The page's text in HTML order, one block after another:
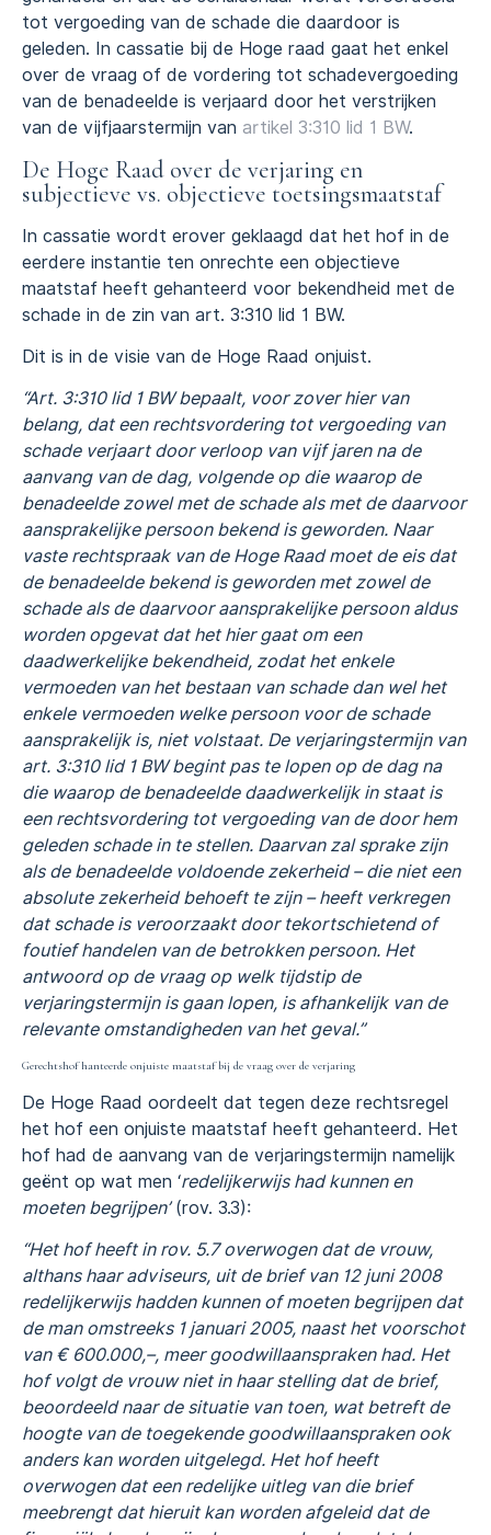
tot vergoeding van de schade die daardoor is
geleden. In cassatie bij de Hoge raad gaat het enkel
over de vraag of de vordering tot schadevergoeding
van de benadeelde is verjaard door het verstrijken
van de vijfjaarstermijn van artikel 3:310 lid 1 BW.
De Hoge Raad over de verjaring en
subjectieve vs. objectieve toetsingsmaatstaf
In cassatie wordt erover geklaagd dat het hof in de
eerdere instantie ten onrechte een objectieve
maatstaf heeft gehanteerd voor bekendheid met de
schade in de zin van art. 3:310 lid 1 BW.
Dit is in de visie van de Hoge Raad onjuist.
“Art. 3:310 lid 1 BW bepaalt, voor zover hier van
belang, dat een rechtsvordering tot vergoeding van
schade verjaart door verloop van vijf jaren na de
aanvang van de dag, volgende op die waarop de
benadeelde zowel met de schade als met de daarvoor
aansprakelijke persoon bekend is geworden. Naar
vaste rechtspraak van de Hoge Raad moet de eis dat
de benadeelde bekend is geworden met zowel de
schade als de daarvoor aansprakelijke persoon aldus
worden opgevat dat het hier gaat om een
daadwerkelijke bekendheid, zodat het enkele
vermoeden van het bestaan van schade dan wel het
enkele vermoeden welke persoon voor de schade
aansprakelijk is, niet volstaat. De verjaringstermijn van
art. 3:310 lid 1 BW begint pas te lopen op de dag na
die waarop de benadeelde daadwerkelijk in staat is
een rechtsvordering tot vergoeding van de door hem
geleden schade in te stellen. Daarvan zal sprake zijn
als de benadeelde voldoende zekerheid – die niet een
absolute zekerheid behoeft te zijn – heeft verkregen
dat schade is veroorzaakt door tekortschietend of
foutief handelen van de betrokken persoon. Het
antwoord op de vraag op welk tijdstip de
verjaringstermijn is gaan lopen, is afhankelijk van de
relevante omstandigheden van het geval.”
Gerechtshof hanteerde onjuiste maatstaf bij de vraag over de verjaring
De Hoge Raad oordeelt dat tegen deze rechtsregel
het hof een onjuiste maatstaf heeft gehanteerd. Het
hof had de aanvang van de verjaringstermijn namelijk
geënt op wat men ‘redelijkerwijs had kunnen en
moeten begrijpen’(rov. 3.3):
“Het hof heeft in rov. 5.7 overwogen dat de vrouw,
althans haar adviseurs, uit de brief van 12 juni 2008
redelijkerwijs hadden kunnen of moeten begrijpen dat
de man omstreeks 1 januari 2005, naast het voorschot
van € 600.000,–, meer goodwillaanspraken had. Het
hof volgt de vrouw niet in haar stelling dat de brief,
beoordeeld naar de situatie van toen, wat betreft de
hoogte van de toegekende goodwillaanspraken ook
anders kan worden uitgelegd. Het hof heeft
overwogen dat een redelijke uitleg van die brief
meebrengt dat hieruit kan worden afgeleid dat de